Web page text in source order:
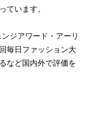
ています。
ジアワード・アーリ
毎日ファッション大
など国内外で評価を